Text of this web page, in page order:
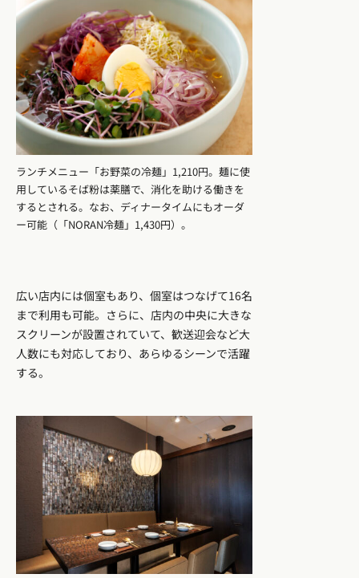
ランチメニュー「お野菜の冷麺」1,210円。麺に使
用しているそば粉は薬膳で、消化を助ける働きを
するとされる。なお、ディナータイムにもオーダ
ー可能（「NORAN冷麺」1,430円）。
広い店内には個室もあり、個室はつなげて16名
まで利用も可能。さらに、店内の中央に大きな
スクリーンが設置されていて、歓送迎会など大
人数にも対応しており、あらゆるシーンで活躍
する。